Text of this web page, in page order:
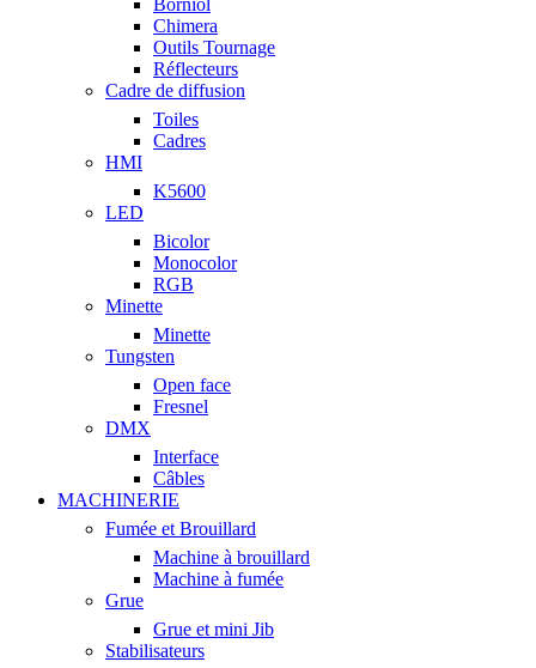
Borniol
Chimera
Outils Tournage
Réflecteurs
Cadre de diffusion
Toiles
Cadres
HMI
K5600
LED
Bicolor
Monocolor
RGB
Minette
Minette
Tungsten
Open face
Fresnel
DMX
Interface
Câbles
MACHINERIE
Fumée et Brouillard
Machine à brouillard
Machine à fumée
Grue
Grue et mini Jib
Stabilisateurs